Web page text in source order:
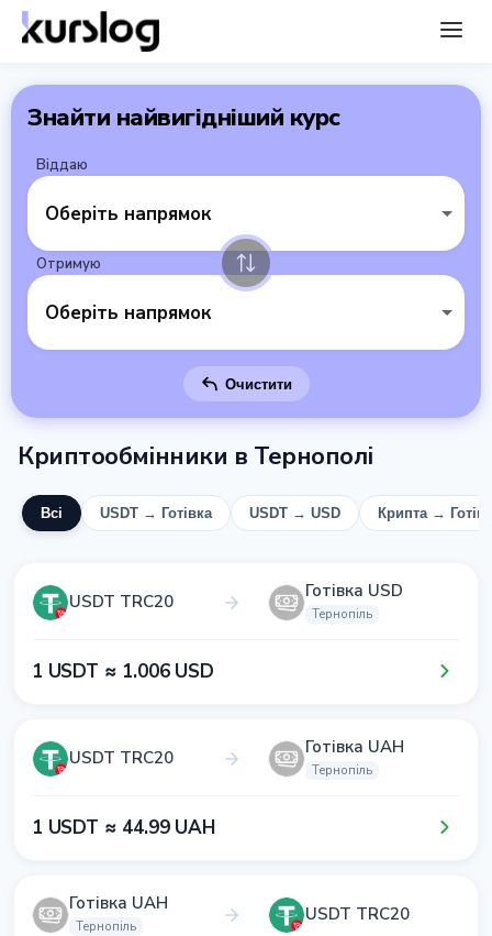
Знайти найвигідніший курс
Віддаю
Оберіть напрямок
Отримую
Оберіть напрямок
Очистити
Криптообмінники в Тернополі
Всі USDT → Готівка USDT → USD Крипта →
USDT TRC20 Готівка USD
Тернопіль
1​ USDT ≈ 1​.0​0​6​ USD
USDT TRC20 Готівка UAH
Тернопіль
1​ USDT ≈ 4​4​.9​9​ UAH
Готівка UAH
Тернопіль
USDT TRC20